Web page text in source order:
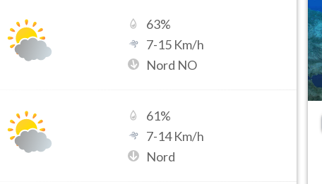
63%
7-15 Km/h
Nord NO
61%
7-14Km/h
Nord